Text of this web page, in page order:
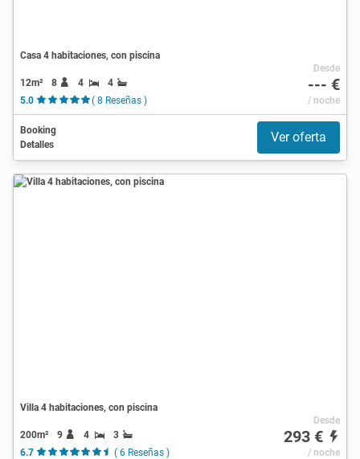
Casa 4 habitaciones, con piscina
12m² 8 4
4
5.0
( 8 Reseñas )
Desde
--- €
/ noche
Booking
Detalles
Ver oferta
Villa 4 habitaciones, con piscina
200m² 9 4
3
6.7
( 6 Reseñas )
Desde
293 €
/ noche